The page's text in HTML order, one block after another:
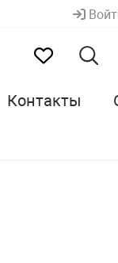
Контакты